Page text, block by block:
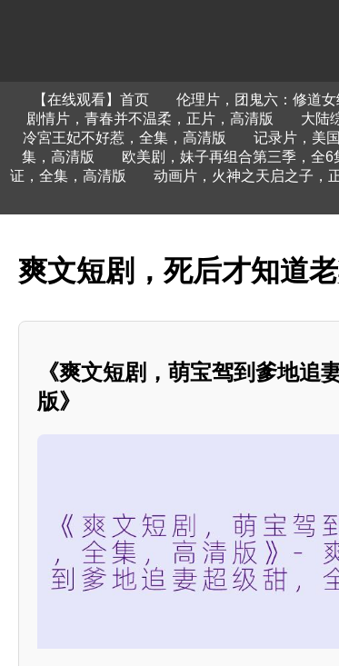
【在线观看】首页 伦理片，团鬼六：修道女
剧情片，青春并不温柔，正片，高清版
大陆
冷宮王妃不好惹，全集，高清版
记录片，美
集，高清版
欧美剧，妹子再组合第三季，全6
证，全集，高清版
动画片，火神之天启之子，
爽文短剧，死后才知道
《爽文短剧，萌宝驾到爹地追
版》